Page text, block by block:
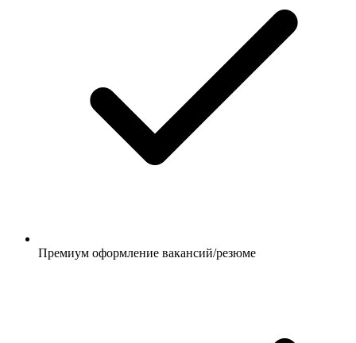
Премиум оформление вакансий/резюме